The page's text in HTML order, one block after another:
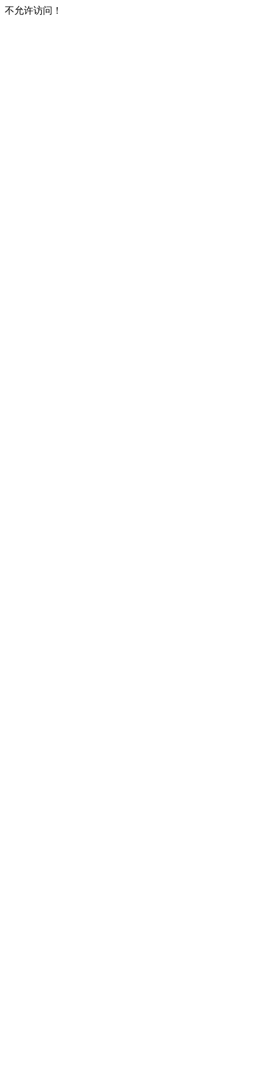
不允许访问！